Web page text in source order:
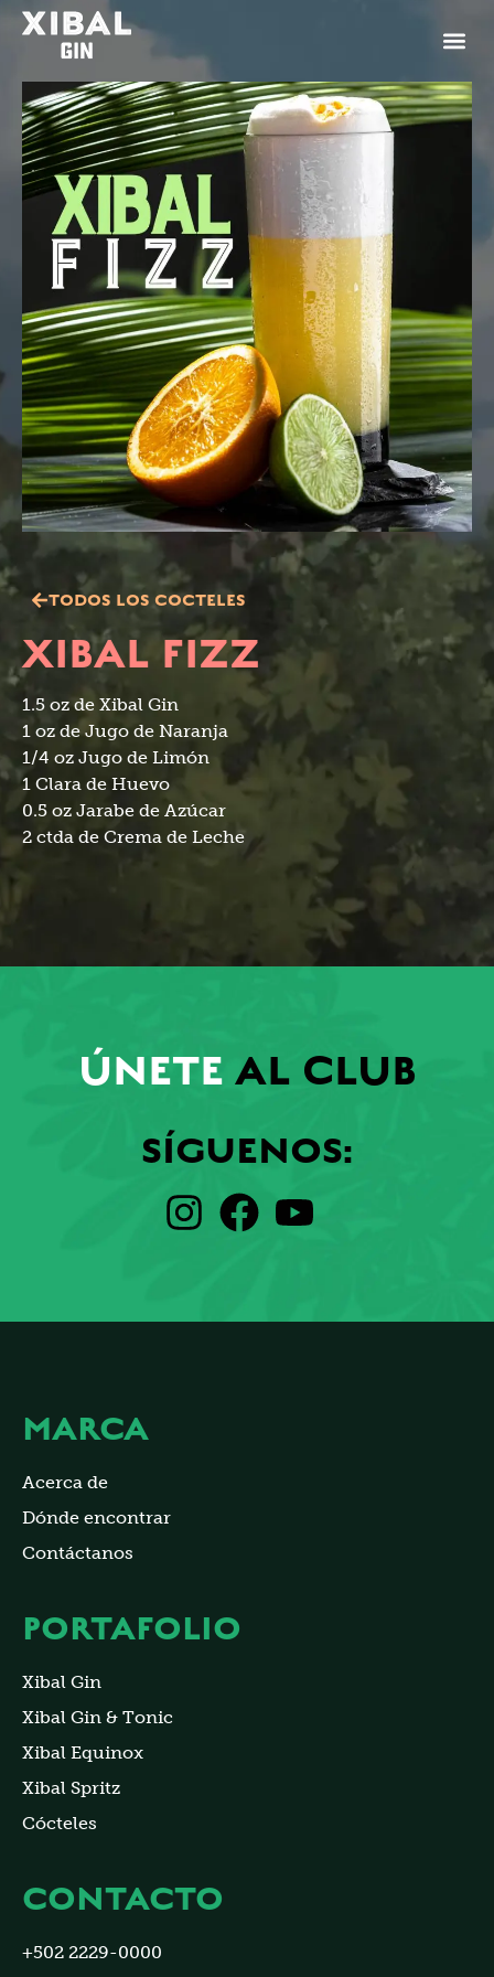
TODOS LOS COCTELES
XIBAL FIZZ
1.5 oz de Xibal Gin
1 oz de Jugo de Naranja
1/4 oz Jugo de Limón
1 Clara de Huevo
0.5 oz Jarabe de Azúcar
2 ctda de Crema de Leche
ÚNETE AL CLUB
SÍGUENOS:
MARCA
Acerca de
Dónde encontrar
Contáctanos
PORTAFOLIO
Xibal Gin
Xibal Gin & Tonic
Xibal Equinox
Xibal Spritz
Cócteles
CONTACTO
+502 2229-0000